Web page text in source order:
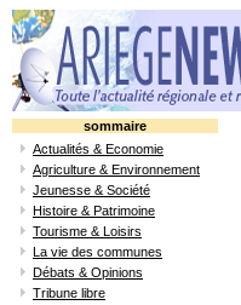
sommaire
Actualités & Economie
Agriculture & Environnement
Jeunesse & Société
Histoire & Patrimoine
Tourisme & Loisirs
La vie des communes
Débats & Opinions
Tribune libre